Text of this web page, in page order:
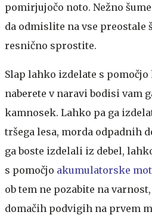
pomirjujočo noto. Nežno
da odmislite na vse preostale
resnično sprostite.
Slap lahko izdelate s
naberete v naravi bodisi vam
kamnosek. Lahko pa ga
tršega lesa, morda odpadnih
ga boste izdelali iz debel,
s pomočjo akumulatorske
ob tem ne pozabite na
domačih podvigih na prvem